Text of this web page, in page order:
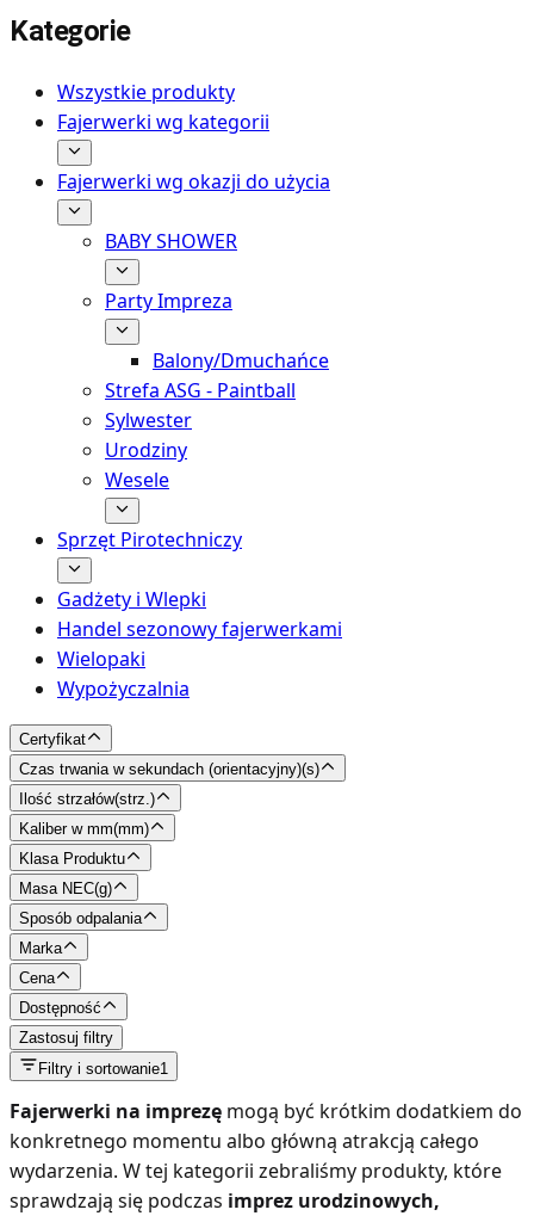
Kategorie
Wszystkie produkty
Fajerwerki wg kategorii
Fajerwerki wg okazji do użycia
BABY SHOWER
Party Impreza
Balony/Dmuchańce
Strefa ASG - Paintball
Sylwester
Urodziny
Wesele
Sprzęt Pirotechniczy
Gadżety i Wlepki
Handel sezonowy fajerwerkami
Wielopaki
Wypożyczalnia
Certyfikat
Czas trwania w sekundach (orientacyjny)(s)
Ilość strzałów(strz. )
Kaliber w mm(mm)
Klasa Produktu
Masa NEC(g)
Sposób odpalania
Marka
Cena
Dostępność
Zastosuj filtry
Filtry i sortowanie1
Fajerwerki na imprezę mogą być krótkim dodatkiem do
konkretnego momentu albo główną atrakcją całego
wydarzenia. W tej kategorii zebraliśmy produkty, które
sprawdzają się podczas imprez urodzinowych,